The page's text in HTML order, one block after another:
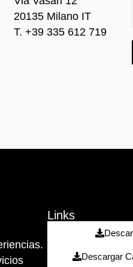
20135 Milano IT
T. +39 335 612 719
Links
Descargar